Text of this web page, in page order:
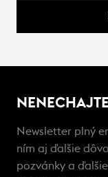
Newsletter plný
ním aj ďalšie
pozvánky a